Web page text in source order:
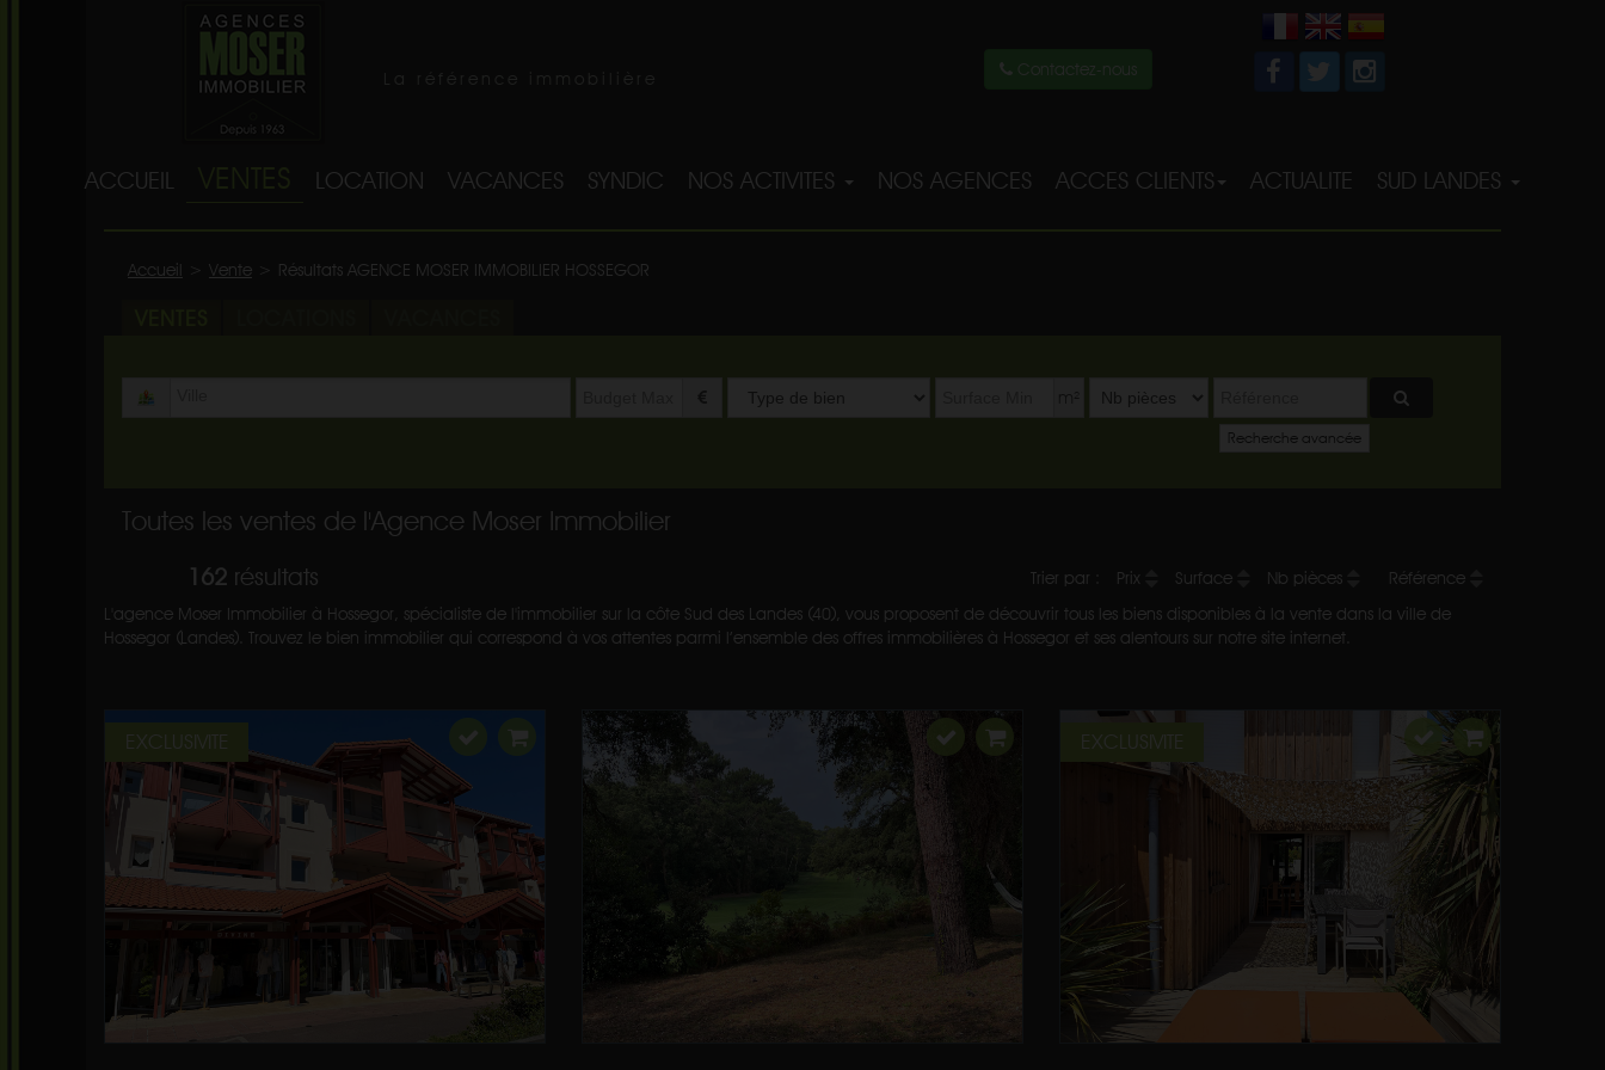
Contactez-nous
ACCUEIL LOCATION VACANCES SYNDIC NOS ACTIVITES NOS AGENCES ACCES CLIENTS ACTUALITE SUD LANDES
Accueil Vente Résultats AGENCE MOSER IMMOBILIER HOSSEGOR
Type
Recherche avancée
Toutes les ventes de l'Agence Moser Immobilier
162 résultats Trier par : Prix Surface Nb pièces
Référence
L'agence Moser Immobilier à Hossegor, spécialiste de l'immobilier sur la côte Sud des Landes (40), vous proposent de découvrir tous les biens disponibles à la vente dans la ville de
Hossegor (Landes). Trouvez le bien immobilier qui correspond à vos attentes parmi l’ensemble des offres immobilières à Hossegor et ses alentours sur notre site internet.
EXCLUSIVITE EXCLUSIVITE